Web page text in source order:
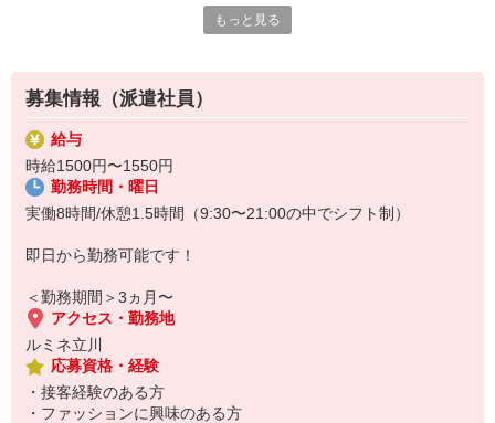
《ブランド説明》
FRAMeWORK（フレームワーク）
広い視点で時代の流れを捉え、大人の女性に向けた「着心地」「不
変的」「機能的」なデイリーウェアや洗練されたセレクトアイテム
を展開。
《お仕事内容》
店頭での接客販売をお願いいたします。
《服装》
※一部サンプル貸与あり
◎勤務先：ルミネ立川でのお仕事です。
もっと見る
募集情報（派遣社員）
給与
時給1500円〜1550円
勤務時間・曜日
実働8時間/休憩1.5時間（9:30〜21:00の中でシフト制）
即日から勤務可能です！
＜勤務期間＞3ヵ月〜
アクセス・勤務地
ルミネ立川
応募資格・経験
・接客経験のある方
・ファッションに興味のある方